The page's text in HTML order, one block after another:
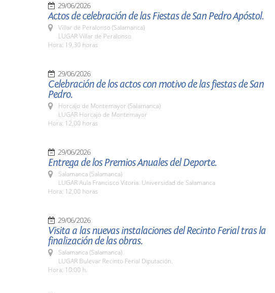
29/06/2026
Actos de celebración de las Fiestas de San Pedro Apóstol.
Villar de Peralonso (Salamanca)
LUGAR Villar de Peralonso
Hora: 19,30 horas
29/06/2026
Celebración de los actos con motivo de las fiestas de San
Pedro.
Horcajo de Montemayor (Salamanca)
LUGAR Horcajo de Montemayor
Hora: 12,00 horas
29/06/2026
Entrega de los Premios Anuales del Deporte.
Salamanca (Salamanca)
LUGAR Aula Francisco Vitoria. Universidad de Salamanca
Hora: 12,00 horas
29/06/2026
Visita a las nuevas instalaciones del Recinto Ferial tras la
finalización de las obras.
Salamanca (Salamanca)
LUGAR Bulevar Recinto Ferial Diputación.
Hora: 10:00 h.